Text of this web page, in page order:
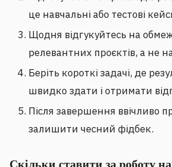
це навчальні або тестові
Щодня відгукуйтесь на
релевантних проєктів, а не
Беріть короткі задачі, де
швидко здати і отримати
Після завершення ввічливо
залишити чесний фідбек.